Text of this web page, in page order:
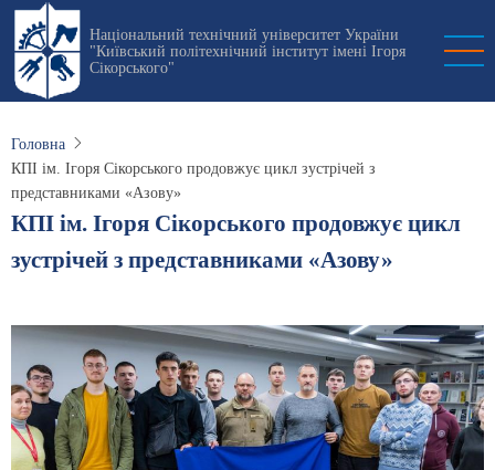
Перейти
основного
вмісту
Національний технічний університет України
"Київський політехнічний інститут імені Ігоря
Сікорського"
Головна
КПІ ім. Ігоря Сікорського продовжує цикл зустрічей з
представниками «Азову»
КПІ ім. Ігоря Сікорського продовжує цикл
зустрічей з представниками «Азову»